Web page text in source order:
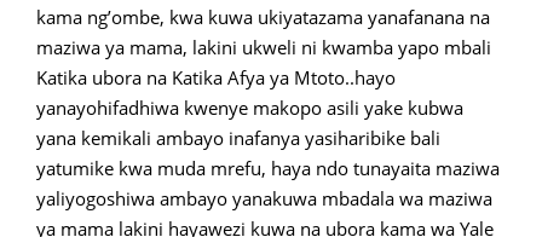
kama ng’ombe, kwa kuwa ukiyatazama yanafanana na
maziwa ya mama, lakini ukweli ni kwamba yapo mbali
Katika ubora na Katika Afya ya Mtoto..hayo
yanayohifadhiwa kwenye makopo asili yake kubwa
yana kemikali ambayo inafanya yasiharibike bali
yatumike kwa muda mrefu, haya ndo tunayaita maziwa
yaliyogoshiwa ambayo yanakuwa mbadala wa maziwa
ya mama lakini hayawezi kuwa na ubora kama wa Yale